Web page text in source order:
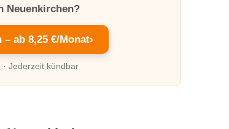
Neuenkirchen?
ab 8,25 €/Monat›
· Jederzeit kündbar